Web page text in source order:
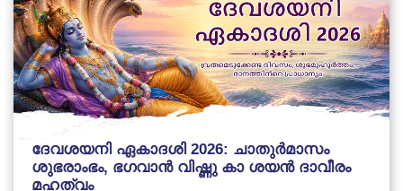
ദേവശയനി ഏകാദശി 2026: ചാതുർമാസം
ശുഭരാംഭം, ഭഗവാൻ വിഷ്ണു കാ ശയൻ ദാവീരം
മഹത്വം